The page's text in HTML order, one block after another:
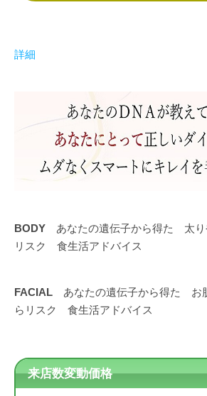
詳細
BODY あなたの遺伝子から得た 太り
リスク 食生活アドバイス
FACIAL あなたの遺伝子から得た お
らリスク 食生活アドバイス
来店数変動価格